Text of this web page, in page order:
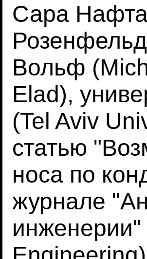
Сара
Вольф
Elad),
(Tel Aviv
статью
носа по
журнале